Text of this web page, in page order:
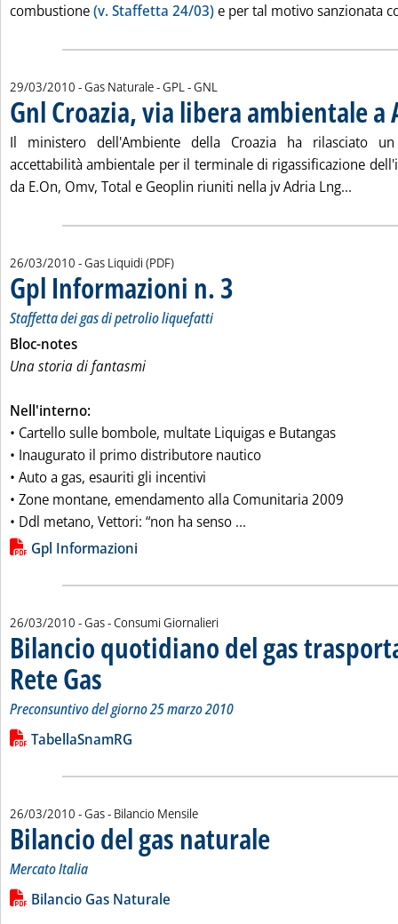
combustione(v. Staffetta 24/03)e per tal motivo sanzionata
29/03/2010 - Gas Naturale - GPL - GNL
Gnl Croazia, via libera ambientale a
Il ministero dell'Ambiente della Croazia ha rilasciato
accettabilità ambientale per il terminale di rigassificazione
da E.On, Omv, Total e Geoplin riuniti nella jv Adria Lng...
26/03/2010 - Gas Liquidi (PDF)
Gpl Informazioni n. 3
Staffetta dei gas di petrolio liquefatti
Bloc-notes
Una storia di fantasmi
Nell'interno:
• Cartello sulle bombole, multate Liquigas e Butangas
• Inaugurato il primo distributore nautico
• Auto a gas, esauriti gli incentivi
• Zone montane, emendamento alla Comunitaria 2009
• Ddl metano, Vettori: “non ha senso ...
Lista allegati PDF alla notizia
Gpl Informazioni
26/03/2010 - Gas - Consumi Giornalieri
Bilancio quotidiano del gas
Rete Gas . Sottotitolo: Preconsuntivo del giorno 25 marzo 2010
. Pubblicata venerdì 26 marzo 2010 alle 15.29.
Preconsuntivo del giorno 25 marzo 2010
Leggi tutta la notizia: 'Bilancio quotidiano del gas
Lista allegati PDF alla notizia
TabellaSnamRG
26/03/2010 - Gas - Bilancio Mensile
Bilancio del gas naturale
Mercato Italia
Leggi tutta la notizia: 'Bilancio del gas naturale'
Lista allegati PDF alla notizia
Bilancio Gas Naturale